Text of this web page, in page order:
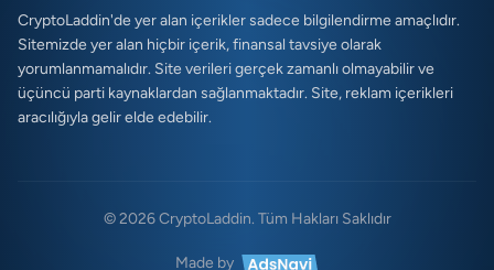
CryptoLaddin'de yer alan içerikler sadece bilgilendirme amaçlıdır.
Sitemizde yer alan hiçbir içerik, finansal tavsiye olarak
yorumlanmamalıdır. Site verileri gerçek zamanlı olmayabilir ve
üçüncü parti kaynaklardan sağlanmaktadır. Site, reklam içerikleri
aracılığıyla gelir elde edebilir.
© 2026 CryptoLaddin. Tüm Hakları Saklıdır
Made by